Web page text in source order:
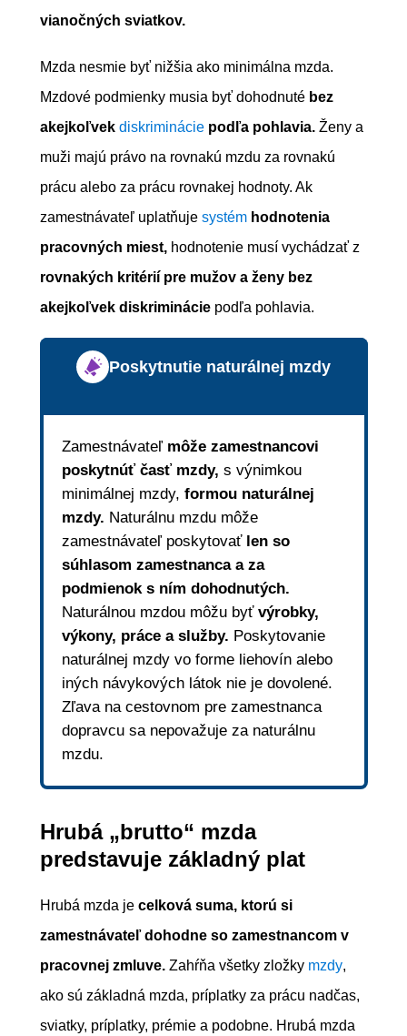
vianočných sviatkov.
Mzda nesmie byť nižšia ako minimálna mzda.
Mzdové podmienky musia byť dohodnuté bez
akejkoľvek diskrimináciepodľa pohlavia.Ženy a
muži majú právo na rovnakú mzdu za rovnakú
prácu alebo za prácu rovnakej hodnoty. Ak
zamestnávateľ uplatňuje systémhodnotenia
pracovných miest,hodnotenie musí vychádzať z
rovnakých kritérií pre mužov a ženy bez
akejkoľvek diskrimináciepodľa pohlavia.
Poskytnutie naturálnej mzdy
Zamestnávateľ môže zamestnancovi
poskytnúť časť mzdy, s výnimkou
minimálnej mzdy, formou naturálnej
mzdy. Naturálnu mzdu môže
zamestnávateľ poskytovaťlen so
súhlasom zamestnanca a za
podmienok s ním dohodnutých.
Naturálnou mzdou môžu byť výrobky,
výkony, práce a služby. Poskytovanie
naturálnej mzdy vo forme liehovín alebo
iných návykových látok nie je dovolené.
Zľava na cestovnom pre zamestnanca
dopravcu sa nepovažuje za naturálnu
mzdu.
Hrubá „brutto“ mzda
predstavuje základný plat
Hrubá mzda je celková suma, ktorú si
zamestnávateľ dohodne so zamestnancom v
pracovnej zmluve.Zahŕňa všetky zložky mzdy,
ako sú základná mzda, príplatky za prácu nadčas,
sviatky, príplatky, prémie a podobne. Hrubá mzda